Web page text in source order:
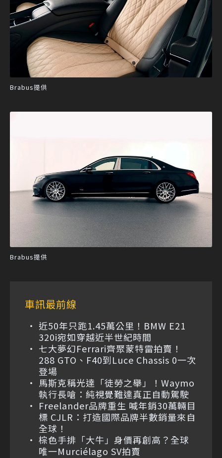
Brabus提供
Brabus提供
車訊最前線
近50年只跑1.45萬公里！BMW E21
320i宛如穿越近半世紀時間
七大夢幻Ferrari齊聚蒙特雷拍賣！
288 GTO、F40到Luce Chassis 0一次
登場
馬斯克稱光達「徒勞之舉」！Waymo
執行長嗆：純視覺難達真正自動駕駛
Freelander品牌重生 喊年銷30萬輛目
標 CJLR：打造國際品牌半數銷量來自
全球！
棕色手排「大牛」身價再創高？全球
唯一Murciélago SV拍賣